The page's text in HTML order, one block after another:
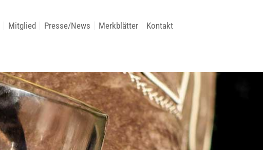
Mitglied Presse/News Merkblätter Kontakt